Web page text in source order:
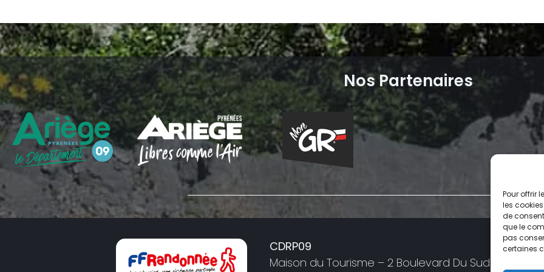
Pour offrir
les
de
que le
pas
certaines
Nos Partenaires
CDRP09
Maison du Tourisme – 2 Boulevard Du Sud